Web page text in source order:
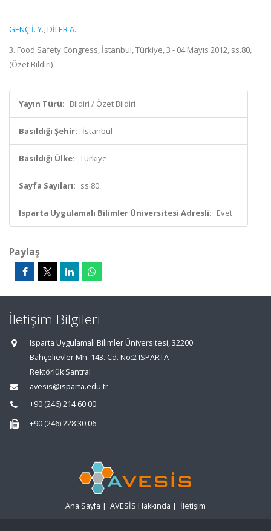
GENÇ İ. Y.,DİLER A.
3. Food Safety Congress, İstanbul, Türkiye, 3 - 04 Mayıs 2012, ss.80,
(Özet Bildiri)
Yayın Türü: Bildiri / Özet Bildiri
Basıldığı Şehir: İstanbul
Basıldığı Ülke: Türkiye
Sayfa Sayıları: ss.80
Isparta Uygulamalı Bilimler Üniversitesi Adresli: Evet
Paylaş
İletişim Bilgileri
Isparta Uygulamalı Bilimler Üniversitesi, 32200
Bahçelievler Mh. 143. Cd. No:2 ISPARTA
Rektörlük Santral
avesis@isparta.edu.tr
+90 (246) 214 60 00
+90 (246) 228 30 06
Ana Sayfa | AVESİS Hakkında | İletişim